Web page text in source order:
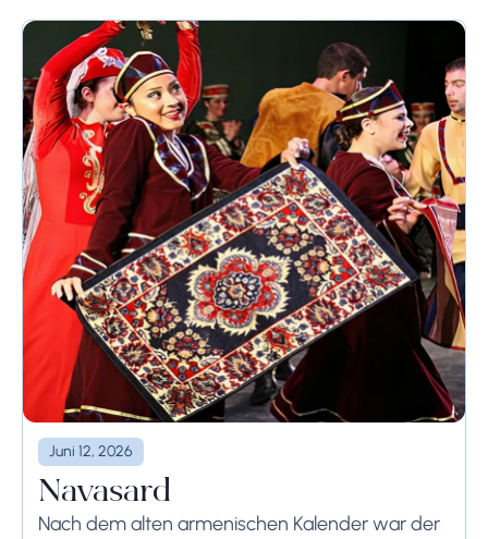
Juni 12, 2026
Navasard
Nach dem alten armenischen Kalender war der